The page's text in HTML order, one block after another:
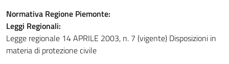
Normativa Regione Piemonte:
Leggi Regionali:
Legge regionale 14 APRILE 2003, n. 7 (vigente) Disposizioni in
materia di protezione civile